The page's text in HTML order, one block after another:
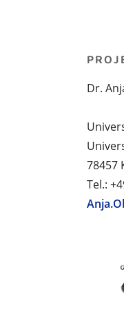
Dr.
78457
Tel.: